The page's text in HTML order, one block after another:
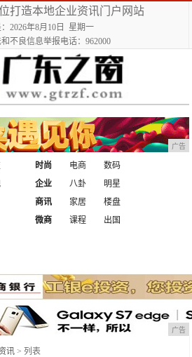
打造本地企业资讯门户网站
2026年8月10日 星期一
不良信息举报电话：962000
广告
时尚 电商
数码
企业
八卦
明星
商讯 家居
楼盘
微商
课程
出国
广告
讯 > 列表